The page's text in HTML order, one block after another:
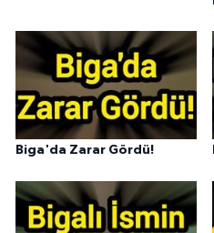
Biga'da Zarar Gördü!